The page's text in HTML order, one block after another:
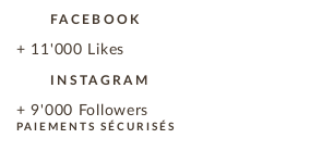
FACEBOOK
+ 11'000 Likes
INSTAGRAM
+ 9'000 Followers
PAIEMENTS SÉCURISÉS